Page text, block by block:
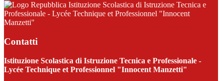
Istituzione Scolastica di Istruzione Tecnica e
Professionale - Lycée Technique et Professionnel "Innocent
Manzetti"
Contatti
Istituzione Scolastica di Istruzione Tecnica e Professionale -
Lycée Technique et Professionnel "Innocent Manzetti"